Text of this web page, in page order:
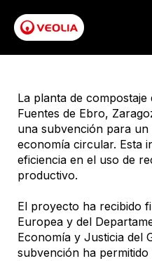
La planta de compostaje
Fuentes de Ebro,
una subvención para
economía circular. Esta
eficiencia en el uso de
productivo.
El proyecto ha recibido
Europea y del
Economía y Justicia del
subvención ha